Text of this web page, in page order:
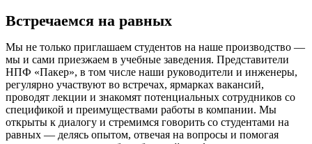
Встречаемся на равных
Мы не только приглашаем студентов на наше производство —
мы и сами приезжаем в учебные заведения. Представители
НПФ «Пакер», в том числе наши руководители и инженеры,
регулярно участвуют во встречах, ярмарках вакансий,
проводят лекции и знакомят потенциальных сотрудников со
спецификой и преимуществами работы в компании. Мы
открыты к диалогу и стремимся говорить со студентами на
равных — делясь опытом, отвечая на вопросы и помогая